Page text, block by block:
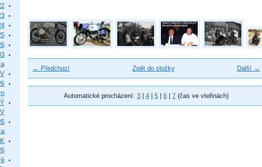
← Předchozí Další →
Zpět do složky
Automatické procházení: 3 4 5 6 7 (čas ve vteřinách)